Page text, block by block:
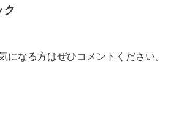
になる方はぜひコメントください。